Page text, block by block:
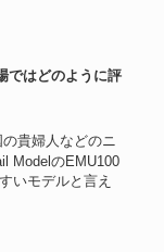
ModelのEMU100
いモデルと言え